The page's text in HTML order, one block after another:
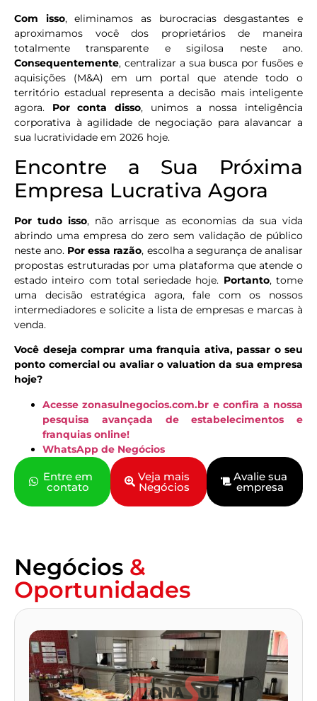
Com isso, eliminamos as burocracias desgastantes e
aproximamos você dos proprietários de maneira
totalmente transparente e sigilosa neste ano.
Consequentemente, centralizar a sua busca por fusões e
aquisições (M&A) em um portal que atende todo o
território estadual representa a decisão mais inteligente
agora. Por conta disso, unimos a nossa inteligência
corporativa à agilidade de negociação para alavancar a
sua lucratividade em 2026 hoje.
Encontre a Sua Próxima
Empresa Lucrativa Agora
Por tudo isso, não arrisque as economias da sua vida
abrindo uma empresa do zero sem validação de público
neste ano. Por essa razão, escolha a segurança de analisar
propostas estruturadas por uma plataforma que atende o
estado inteiro com total seriedade hoje. Portanto, tome
uma decisão estratégica agora, fale com os nossos
intermediadores e solicite a lista de empresas e marcas à
venda.
Você deseja comprar uma franquia ativa, passar o seu
ponto comercial ou avaliar o valuation da sua empresa
hoje?
Acesse zonasulnegocios.com.br e confira a nossa
pesquisa avançada de estabelecimentos e
franquias online!
WhatsApp de Negócios
Entre em
contato
Veja mais
Negócios
Avalie sua
empresa
Negócios &
Oportunidades